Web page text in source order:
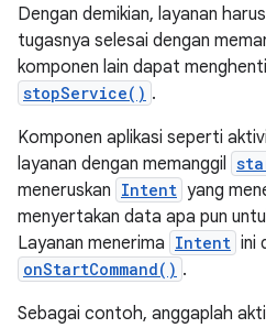
Dengan demikian, layanan
tugasnya selesai dengan
komponen lain dapat
stopService() .
Komponen aplikasi seperti
layanan dengan memanggil
meneruskan Intent yang
menyertakan data apa pun
Layanan menerima Intent ini
onStartCommand() .
Sebagai contoh, anggaplah